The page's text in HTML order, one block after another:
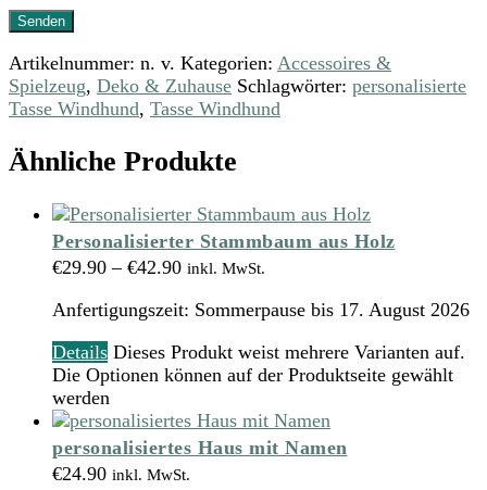
Artikelnummer: n. v. Kategorien: Accessoires &
Spielzeug, Deko & Zuhause Schlagwörter: personalisierte
Tasse Windhund, Tasse Windhund
Ähnliche Produkte
Personalisierter Stammbaum aus Holz
€29.90 – €42.90 inkl. MwSt.
Anfertigungszeit: Sommerpause bis 17. August 2026
Details Dieses Produkt weist mehrere Varianten auf.
Die Optionen können auf der Produktseite gewählt
werden
personalisiertes Haus mit Namen
€24.90 inkl. MwSt.